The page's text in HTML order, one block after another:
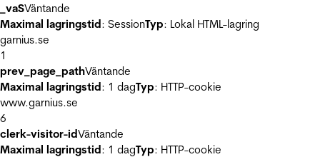
_vaSVäntande
Maximal lagringstid: SessionTyp: Lokal HTML-lagring
garnius.se
1
prev_page_pathVäntande
Maximal lagringstid: 1 dagTyp: HTTP-cookie
www.garnius.se
6
clerk-visitor-idVäntande
Maximal lagringstid: 1 dagTyp: HTTP-cookie